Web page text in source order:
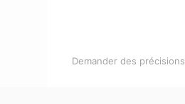
Demander des précisions